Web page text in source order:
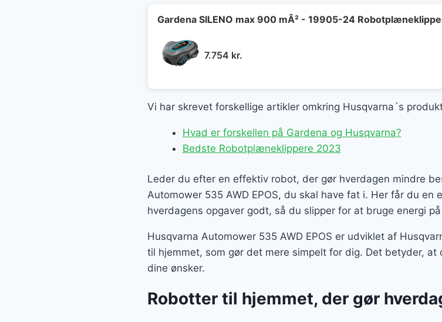
Gardena SILENO max 900 mÂ² - 19905-24
7.754 kr.
Vi har skrevet forskellige artikler omkring Husqvarna´s
Hvad er forskellen på Gardena og Husqvarna?
Bedste Robotplæneklippere 2023
Leder du efter en effektiv robot, der gør hverdagen mindre
Automower 535 AWD EPOS, du skal have fat i. Her får du
hverdagens opgaver godt, så du slipper for at bruge energi
Husqvarna Automower 535 AWD EPOS er udviklet af
til hjemmet, som gør det mere simpelt for dig. Det betyder,
dine ønsker.
Robotter til hjemmet, der gør